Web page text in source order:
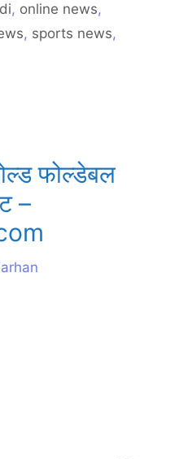
, online news,
, sports news,
फोल्डेबल
–